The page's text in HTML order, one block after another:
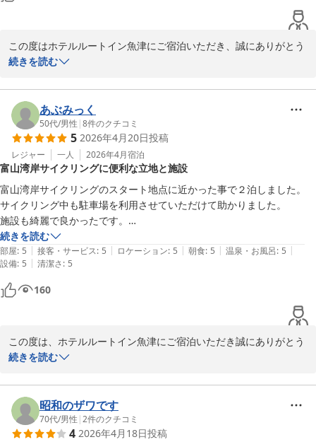
この度はホテルルートイン魚津にご宿泊いただき、誠にありがとう
ございます。
大会前の大切なひとときを当ホテルでお過ごしいただき、大浴場や
朝食にご満足いただけたことは、私共にとっても大きな喜びです。
万全のコンディションで当日を迎えられたのであれば幸いです。
また来年の大会や、お近くにお越しの際はぜひ当ホテルへお立ち寄
りください。
スタッフ一同、心よりお待ち申し上げております。
フロント　野口
ホテルルートイン魚津
2026-04-30
続きを読む
あぶみっく
50代/男性 |8件のクチコミ
5 2026年4月20日投稿
レジャー 一人 2026年4月宿泊
富山湾岸サイクリングに便利な立地と施設
富山湾岸サイクリングのスタート地点に近かった事で２泊しました。
サイクリング中も駐車場を利用させていただけて助かりました。
施設も綺麗で良かったです。
隣にラーメン屋さん、スーパー、少し歩くと飲食店がいくつか有るので
助かりました。
魚津の観光地なども車で直ぐなので観光で宿泊するにも好立地だと思い
ます。
続きを読む
部屋: 5 | 接客・サービス: 5 | ロケーション: 5 | 朝食: 5 | 温泉・お風呂: 5 |
設備: 5 | 清潔さ: 5
160
この度は、ホテルルートイン魚津にご宿泊いただき誠にありがとう
ございます。
いたしました。また施設の清潔さについてもお褒めのお言葉をいた
だき、スタッフ一同大変嬉しく思っております。
周辺の飲食店やスーパー、観光地へのアクセスの良さもお役に立て
たようで何よりでございます。
続きを読む
昭和のザワです
70代/男性 |2件のクチコミ
4 2026年4月18日投稿